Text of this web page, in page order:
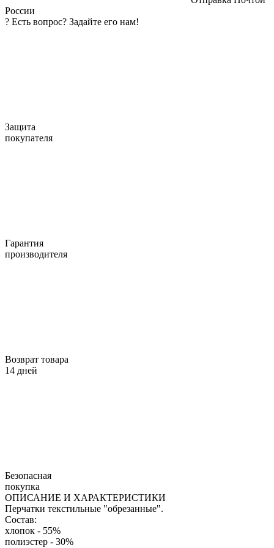
России
? Есть вопрос? Задайте его нам!
Защита
покупателя
Гарантия
производителя
Возврат товара
14 дней
Безопасная
покупка
ОПИСАНИЕ И ХАРАКТЕРИСТИКИ
Перчатки текстильные "обрезанные".
Состав:
хлопок - 55%
полиэстер - 30%